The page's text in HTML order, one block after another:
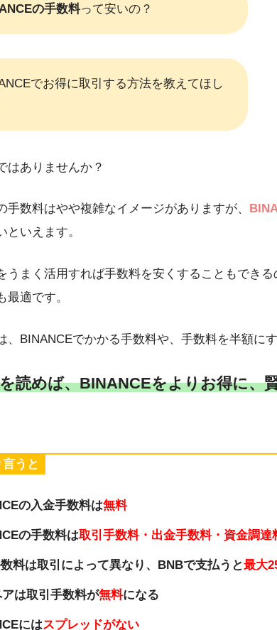
の手数料って安いの？
でお得に取引する方法を教えてほし
はありませんか？
手数料はやや複雑なイメージがありますが、
といえます。
うまく活用すれば手数料を安くすることもでき
最適です。
、BINANCEでかかる手数料や、手数料を半額に
読めば、BINANCEをよりお得に、
うと
の入金手数料は無料
の手数料は取引手数料・ 出金手数料・資金調達
料は取引によって異なり、BNBで支払うと最大
アは取引手数料が無料になる
にはスプレッドがない